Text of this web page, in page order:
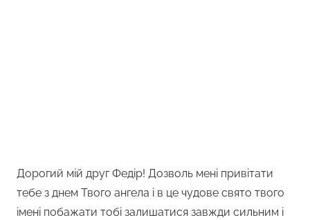
Дорогий мій друг Федір! Дозволь мені привітати
тебе з днем Твого ангела і в це чудове свято твого
імені побажати тобі залишатися завжди сильним і